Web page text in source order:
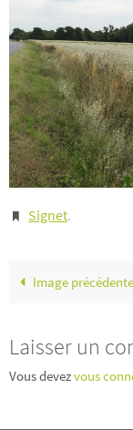
Signet.
Image précédente
Laisser un
Vous devezvous